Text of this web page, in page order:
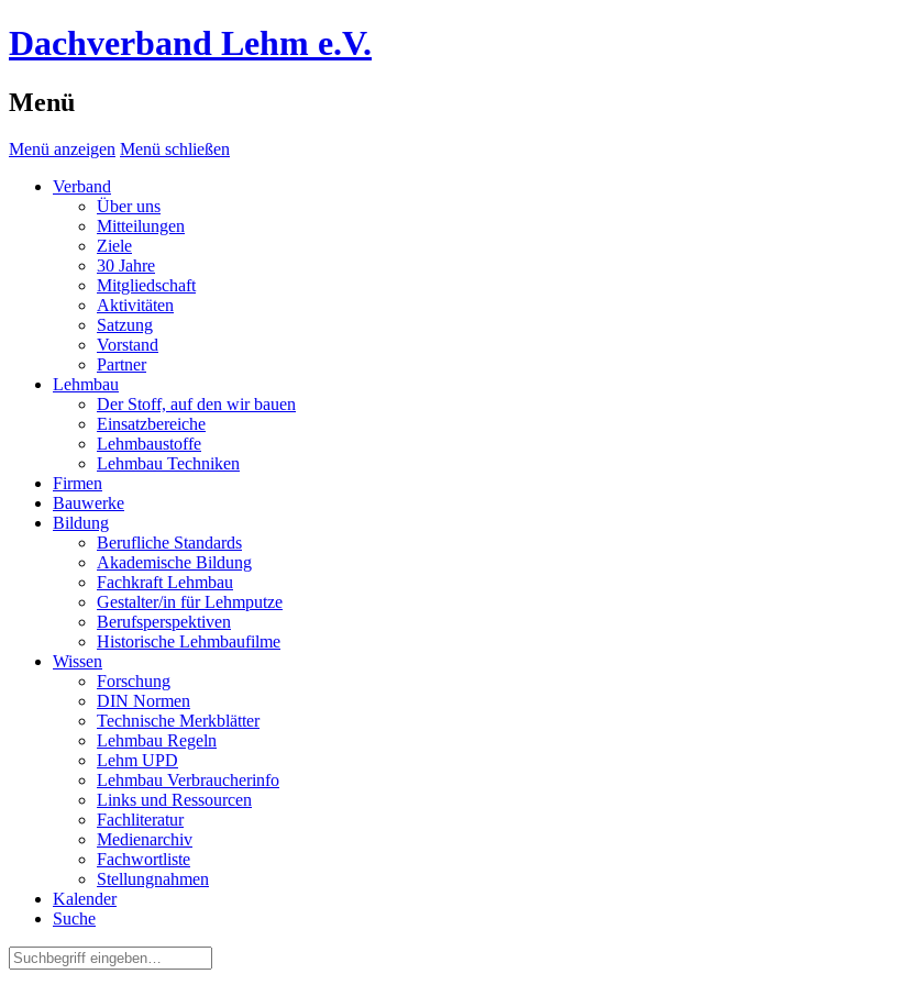
Dachverband Lehm e.V.
Menü
Menü anzeigen Menü schließen
Verband
Über uns
Mitteilungen
Ziele
30 Jahre
Mitgliedschaft
Aktivitäten
Satzung
Vorstand
Partner
Lehmbau
Der Stoff, auf den wir bauen
Einsatzbereiche
Lehmbaustoffe
Lehmbau Techniken
Firmen
Bauwerke
Bildung
Berufliche Standards
Akademische Bildung
Fachkraft Lehmbau
Gestalter/in für Lehmputze
Berufsperspektiven
Historische Lehmbaufilme
Wissen
Forschung
DIN Normen
Technische Merkblätter
Lehmbau Regeln
Lehm UPD
Lehmbau Verbraucherinfo
Links und Ressourcen
Fachliteratur
Medienarchiv
Fachwortliste
Stellungnahmen
Kalender
Suche